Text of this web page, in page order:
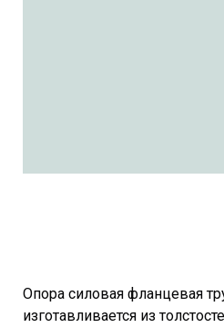
Опора силовая фланцевая
изготавливается из